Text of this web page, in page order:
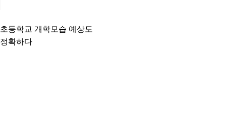
초등학교 개학모습 예상도
정확하다